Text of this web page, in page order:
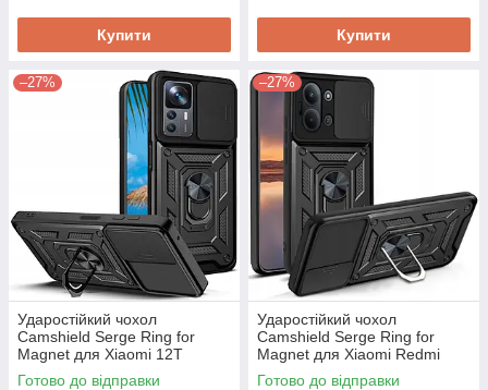
Купити Купити
–27%
Ударостійкий чохол
Camshield Serge Ring for
Magnet для Xiaomi 12T
Готово до відправки
–27%
Ударостійкий чохол
Camshield Serge Ring for
Magnet для Xiaomi Redmi
15C
Готово до відправки